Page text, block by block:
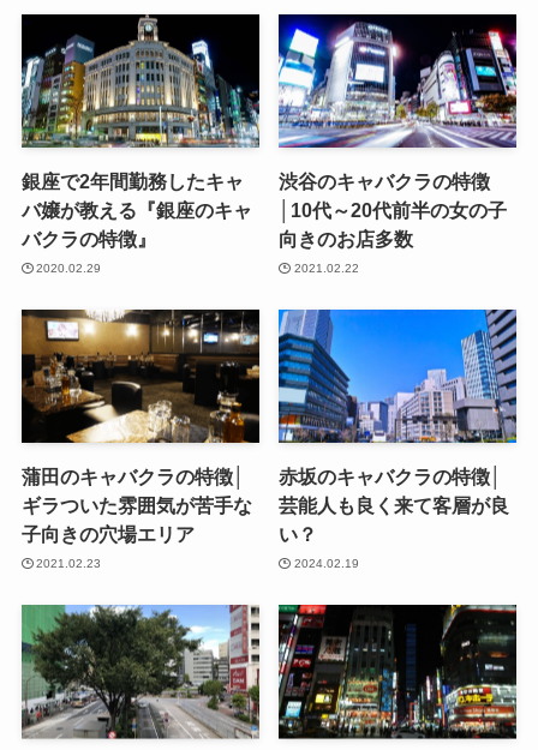
銀座で2年間勤務したキャ
バ嬢が教える『銀座のキャ
バクラの特徴』
2020.02.29
渋谷のキャバクラの特徴
│10代～20代前半の女の子
向きのお店多数
2021.02.22
蒲田のキャバクラの特徴│
ギラついた雰囲気が苦手な
子向きの穴場エリア
2021.02.23
赤坂のキャバクラの特徴│
芸能人も良く来て客層が良
い？
2024.02.19